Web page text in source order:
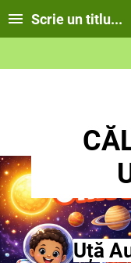
Scrie un titlu...
Uță